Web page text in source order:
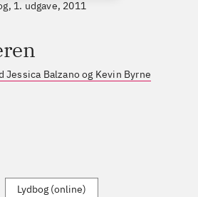
1. udgave, 2011
Jessica Balzano og Kevin Byrne
Lydbog (online)